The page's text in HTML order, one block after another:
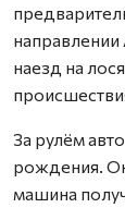
наезд на
За рулём
рождения.
машина